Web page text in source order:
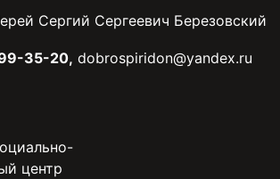
Сергий Сергеевич Березовский
35-20, dobrospiridon@yandex.ru
центр